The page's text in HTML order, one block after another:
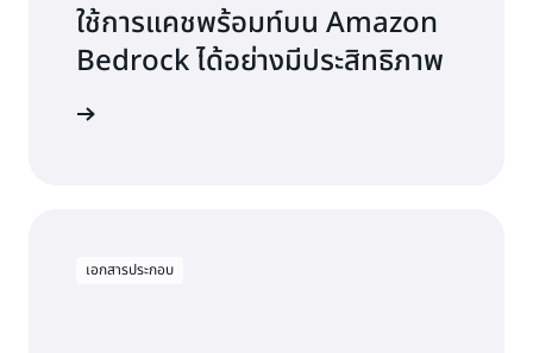
ใช้การแคชพร้อมท์บน Amazon
Bedrock ได้อย่างมีประสิทธิภาพ
เอกสารประกอบ